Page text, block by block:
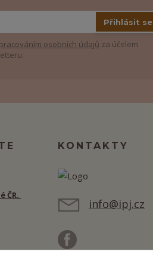
Přihlásit se
osobních údajů za účelem
ČR.
KONTAKTY
info@ipj.cz